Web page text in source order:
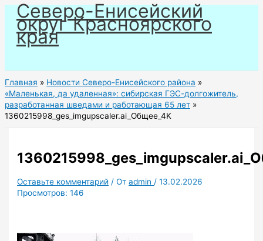
Перейти
содержимому
Северо-Енисейский
округ Красноярского
края
Главная
Новости Северо-Енисейского района
«Маленькая, да удаленная»: сибирская ГЭС-долгожитель,
разработанная шведами и работающая 65 лет
1360215998_ges_imgupscaler.ai_Общее_4K
Оставьте комментарий / Отadmin /13.02.2026
Просмотров: 146